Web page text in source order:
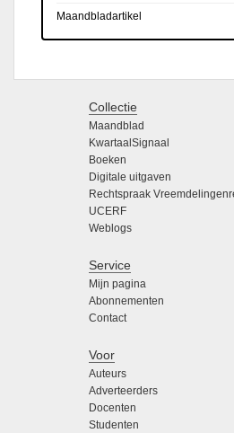
Maandbladartikel
Collectie
Maandblad
KwartaalSignaal
Boeken
Digitale uitgaven
Rechtspraak
UCERF
Weblogs
Service
Mijn pagina
Abonnementen
Contact
Voor
Auteurs
Adverteerders
Docenten
Studenten